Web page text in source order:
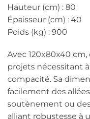
Hauteur (cm) : 80
Épaisseur (cm) : 40
Poids (kg) : 900
Avec 120x80x40
projets nécessitant
compacité. Sa
facilement des
soutènement ou
alliant robustesse à